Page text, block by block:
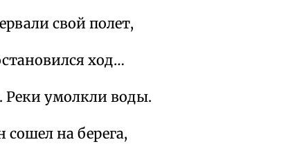
свой полет,
ход…
Реки умолкли воды.
сошел на берега,